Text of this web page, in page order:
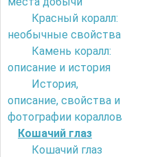
Красный коралл:
необычные свойства
Камень коралл:
описание и история
История,
описание, свойства и
фотографии кораллов
Кошачий глаз
Кошачий глаз